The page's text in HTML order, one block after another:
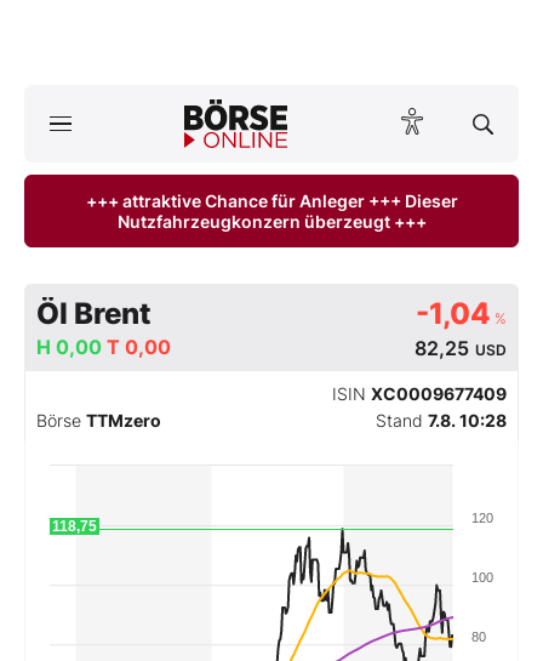
ktuelle Ausgabe BÖRSE ONLINE lesen
Finanz-Check
BO-Musterdepots
Experten
+++ attraktive Chance für Anleger +++ Dieser
Nutzfahrzeugkonzern überzeugt +++
Öl Brent -1,04 %
82,25 USD
H 0,00 T 0,00
ISIN XC0009677409
Börse TTMzero Stand 7.8. 10:28
100
80
120
118,75